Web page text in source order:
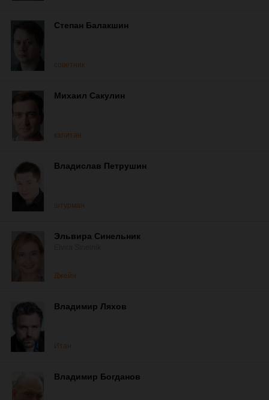
Степан Балакшин
советник
Михаил Сакулин
капитан
Владислав Петрушин
штурман
Эльвира Синельник
Джейн
Владимир Ляхов
Итан
Владимир Богданов